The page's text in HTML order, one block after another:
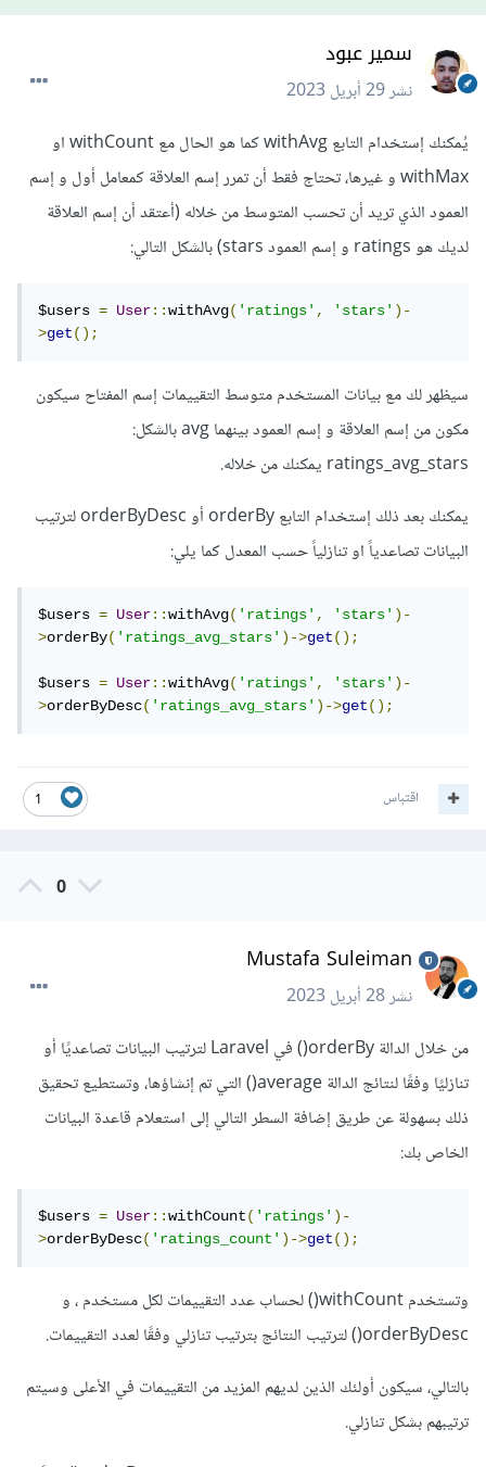
سمير عبود
نشر29 أبريل 2023
يُمكنك إستخدام التابع withAvg كما هو الحال مع withCount او
withMax و غيرها، تحتاج فقط أن تمرر إسم العلاقة كمعامل أول و إسم
العمود الذي تريد أن تحسب المتوسط من خلاله (أعتقد أن إسم العلاقة
لديك هو ratings و إسم العمود stars) بالشكل التالي:
$users = User::withAvg('ratings', 'stars')-
>get();
سيظهر لك مع بيانات المستخدم متوسط التقييمات إسم المفتاح سيكون
مكون من إسم العلاقة و إسم العمود بينهما avg بالشكل:
ratings_avg_stars يمكنك من خلاله.
يمكنك بعد ذلك إستخدام التابع orderBy أو orderByDesc لترتيب
البيانات تصاعدياً او تنازلياً حسب المعدل كما يلي:
$users = User::withAvg('ratings', 'stars')-
>orderBy('ratings_avg_stars')->get();
$users = User::withAvg('ratings', 'stars')-
>orderByDesc('ratings_avg_stars')->get();
1 اقتباس
0
Mustafa Suleiman
نشر28 أبريل 2023
من خلال الدالة orderBy() في Laravel لترتيب البيانات تصاعديًا أو
تنازليًا وفقًا لنتائج الدالة average() التي تم إنشاؤها، وتستطيع تحقيق
ذلك بسهولة عن طريق إضافة السطر التالي إلى استعلام قاعدة البيانات
الخاص بك:
$users = User::withCount('ratings')-
>orderByDesc('ratings_count')->get();
وتستخدم withCount() لحساب عدد التقييمات لكل مستخدم ، و
orderByDesc() لترتيب النتائج بترتيب تنازلي وفقًا لعدد التقييمات.
بالتالي، سيكون أولئك الذين لديهم المزيد من التقييمات في الأعلى وسيتم
ترتيبهم بشكل تنازلي.